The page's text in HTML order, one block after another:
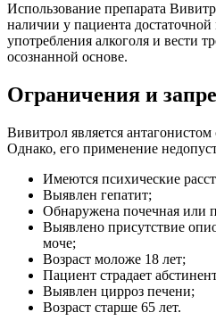
Использование препарата
наличии у пациента достаточной
употребления алкоголя и вести
осознанной основе.
Ограничения и
Вивитрол является
Однако, его применение
Имеются психические
Выявлен гепатит;
Обнаружена почечная или
Выявлено присутствие
моче;
Возраст моложе 18 лет;
Пациент страдает
Выявлен цирроз печени;
Возраст старше 65 лет.